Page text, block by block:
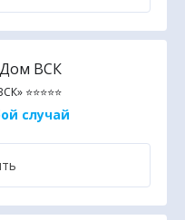
⭐⭐⭐⭐⭐
случай